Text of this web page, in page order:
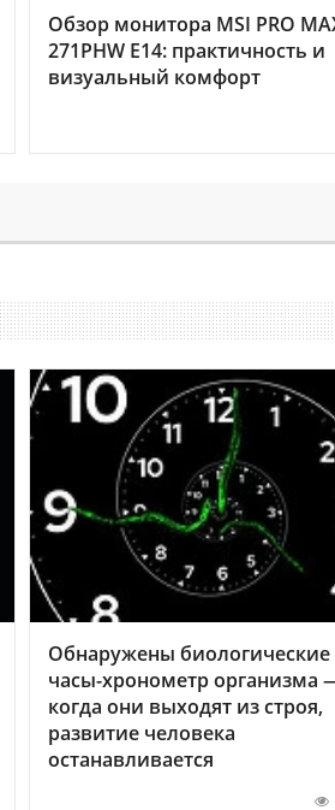
Обзор монитора MSI PRO
271PHW E14: практичность и
визуальный комфорт
Обнаружены биологические
часы-хронометр организма
когда они выходят из строя,
развитие человека
останавливается